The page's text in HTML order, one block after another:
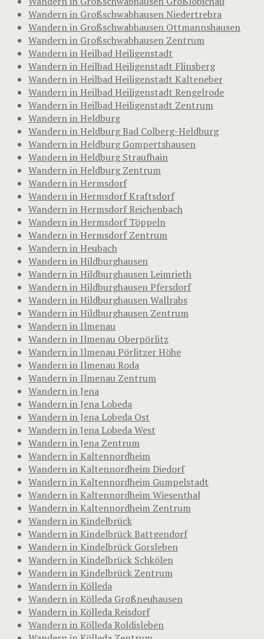
Wandern in Großschwabhausen Niedertrebra
Wandern in Großschwabhausen Ottmannshausen
Wandern in Großschwabhausen Zentrum
Wandern in Heilbad Heiligenstadt
Wandern in Heilbad Heiligenstadt Flinsberg
Wandern in Heilbad Heiligenstadt Kalteneber
Wandern in Heilbad Heiligenstadt Rengelrode
Wandern in Heilbad Heiligenstadt Zentrum
Wandern in Heldburg
Wandern in Heldburg Bad Colberg-Heldburg
Wandern in Heldburg Gompertshausen
Wandern in Heldburg Straufhain
Wandern in Heldburg Zentrum
Wandern in Hermsdorf
Wandern in Hermsdorf Kraftsdorf
Wandern in Hermsdorf Reichenbach
Wandern in Hermsdorf Töppeln
Wandern in Hermsdorf Zentrum
Wandern in Heubach
Wandern in Hildburghausen
Wandern in Hildburghausen Leimrieth
Wandern in Hildburghausen Pfersdorf
Wandern in Hildburghausen Wallrabs
Wandern in Hildburghausen Zentrum
Wandern in Ilmenau
Wandern in Ilmenau Oberpörlitz
Wandern in Ilmenau Pörlitzer Höhe
Wandern in Ilmenau Roda
Wandern in Ilmenau Zentrum
Wandern in Jena
Wandern in Jena Lobeda
Wandern in Jena Lobeda Ost
Wandern in Jena Lobeda West
Wandern in Jena Zentrum
Wandern in Kaltennordheim
Wandern in Kaltennordheim Diedorf
Wandern in Kaltennordheim Gumpelstadt
Wandern in Kaltennordheim Wiesenthal
Wandern in Kaltennordheim Zentrum
Wandern in Kindelbrück
Wandern in Kindelbrück Battgendorf
Wandern in Kindelbrück Gorsleben
Wandern in Kindelbrück Schkölen
Wandern in Kindelbrück Zentrum
Wandern in Kölleda
Wandern in Kölleda Großneuhausen
Wandern in Kölleda Reisdorf
Wandern in Kölleda Roldisleben